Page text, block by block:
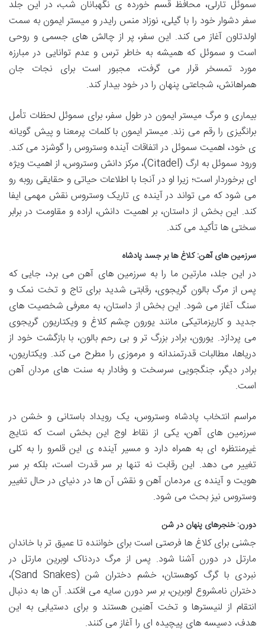
سموئل تارلی، محافظ قسم خورده ی نگهبانان شب، در این جلد
سفر دشوار خود را با گیلی، نوزاد منس رایدر و میستر ایمون به سمت
اولدتاون آغاز می کند. این سفر، پر از چالش های جسمی و روحی
است و سموئل که همیشه به خاطر ترس و عدم توانایی در مبارزه
مورد تمسخر قرار می گرفت، مجبور است برای نجات جان
همراهانش، شجاعتی پنهان را در خود بیدار کند.
بیماری و مرگ میستر ایمون در طول سفر، برای سموئل لحظات تأمل
برانگیزی را رقم می زند. میستر ایمون با کلمات پرمعنا و پیش گویانه
ی خود، اهمیت سموئل در اتفاقات آینده وستروس را گوشزد می کند.
ورود سموئل به ارگ (Citadel)، مرکز دانش وستروس، از اهمیت ویژه
ای برخوردار است؛ زیرا او در آنجا با اطلاعات حیاتی و حقایقی روبه رو
می شود که می تواند در آینده ی تاریک وستروس نقش مهمی ایفا
کند. این بخش از داستان، بر اهمیت دانش، اراده و مقاومت در برابر
سختی ها تأکید می کند.
سرزمین های آهن: کلاغ ها بر جسد پادشاه
در این جلد، مارتین ما را به سرزمین های آهن می برد، جایی که
پس از مرگ بالون گریجوی، رقابتی شدید برای تاج و تخت نمک و
سنگ آغاز می شود. این بخش از داستان، به معرفی شخصیت های
جدید و کاریزماتیکی مانند یورون چشم کلاغ و ویکتاریون گریجوی
می پردازد. یورون، برادر بزرگ تر و بی رحم بالون، با بازگشت خود از
دریاها، مطالبات قدرتمندانه و مرموزی را مطرح می کند. ویکتاریون،
برادر دیگر، جنگجویی سرسخت و وفادار به سنت های مردان آهن
است.
مراسم انتخاب پادشاه وستروس، یک رویداد باستانی و خشن در
سرزمین های آهن، یکی از نقاط اوج این بخش است که نتایج
غیرمنتظره ای به همراه دارد و مسیر آینده ی این قلمرو را به کلی
تغییر می دهد. این رقابت نه تنها بر سر قدرت است، بلکه بر سر
هویت و آینده ی مردمان آهن و نقش آن ها در دنیای در حال تغییر
وستروس نیز بحث می شود.
دورن: خنجرهای پنهان در شن
جشنی برای کلاغ ها فرصتی است برای خواننده تا عمیق تر با خاندان
مارتل در دورن آشنا شود. پس از مرگ دردناک اوبرین مارتل در
نبردی با گرگ کوهستان، خشم دختران شن (Sand Snakes)،
دختران نامشروع اوبرین، بر سر دورن سایه می افکند. آن ها به دنبال
انتقام از لنیسترها و تخت آهنین هستند و برای دستیابی به این
هدف، دسیسه های پیچیده ای را آغاز می کنند.